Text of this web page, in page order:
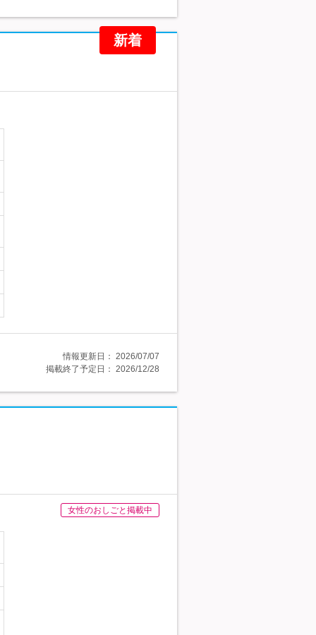
新着
情報更新日： 2026/07/07
掲載終了予定日： 2026/12/28
女性のおしごと掲載中